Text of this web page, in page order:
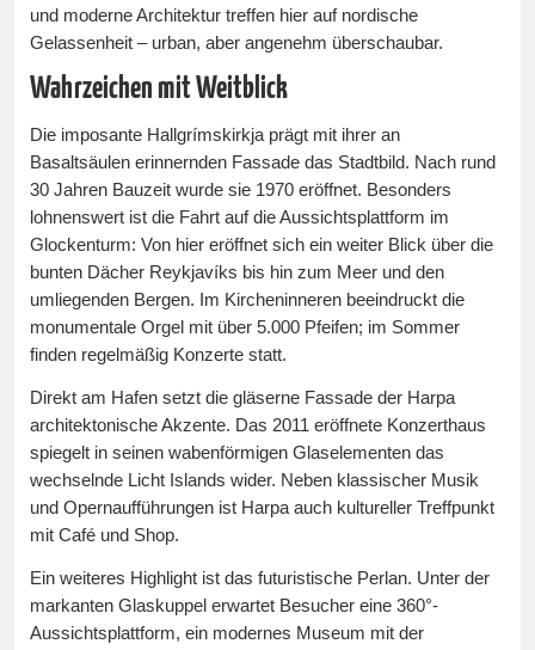
und moderne Architektur treffen hier auf nordische
Gelassenheit – urban, aber angenehm überschaubar.
Wahrzeichen mit Weitblick
Die imposante Hallgrímskirkja prägt mit ihrer an
Basaltsäulen erinnernden Fassade das Stadtbild. Nach rund
30 Jahren Bauzeit wurde sie 1970 eröffnet. Besonders
lohnenswert ist die Fahrt auf die Aussichtsplattform im
Glockenturm: Von hier eröffnet sich ein weiter Blick über die
bunten Dächer Reykjavíks bis hin zum Meer und den
umliegenden Bergen. Im Kircheninneren beeindruckt die
monumentale Orgel mit über 5.000 Pfeifen; im Sommer
finden regelmäßig Konzerte statt.
Direkt am Hafen setzt die gläserne Fassade der Harpa
architektonische Akzente. Das 2011 eröffnete Konzerthaus
spiegelt in seinen wabenförmigen Glaselementen das
wechselnde Licht Islands wider. Neben klassischer Musik
und Opernaufführungen ist Harpa auch kultureller Treffpunkt
mit Café und Shop.
Ein weiteres Highlight ist das futuristische Perlan. Unter der
markanten Glaskuppel erwartet Besucher eine 360°-
Aussichtsplattform, ein modernes Museum mit der